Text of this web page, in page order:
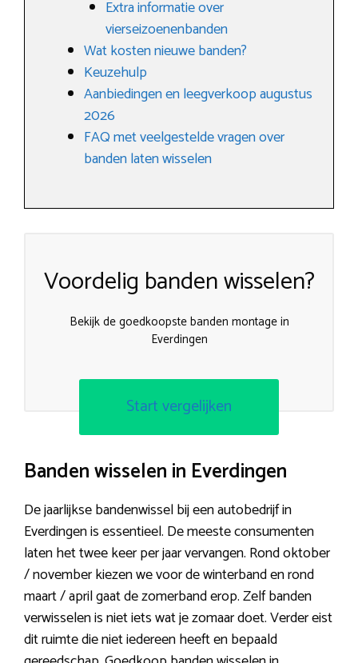
Extra informatie over
vierseizoenenbanden
Wat kosten nieuwe banden?
Keuzehulp
Aanbiedingen en leegverkoop augustus
2026
FAQ met veelgestelde vragen over
banden laten wisselen
Voordelig banden wisselen?
Bekijk de goedkoopste banden montage in
Everdingen
Start vergelijken
Banden wisselen in Everdingen
De jaarlijkse bandenwissel bij een autobedrijf in
Everdingen is essentieel. De meeste consumenten
laten het twee keer per jaar vervangen. Rond oktober
/ november kiezen we voor de winterband en rond
maart / april gaat de zomerband erop. Zelf banden
verwisselen is niet iets wat je zomaar doet. Verder eist
dit ruimte die niet iedereen heeft en bepaald